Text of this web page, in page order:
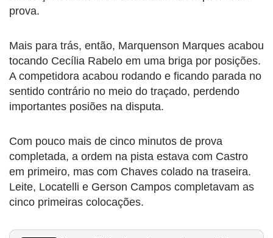
prova.
Mais para trás, então, Marquenson Marques acabou
tocando Cecília Rabelo em uma briga por posições.
A competidora acabou rodando e ficando parada no
sentido contrário no meio do traçado, perdendo
importantes posiões na disputa.
Com pouco mais de cinco minutos de prova
completada, a ordem na pista estava com Castro
em primeiro, mas com Chaves colado na traseira.
Leite, Locatelli e Gerson Campos completavam as
cinco primeiras colocações.